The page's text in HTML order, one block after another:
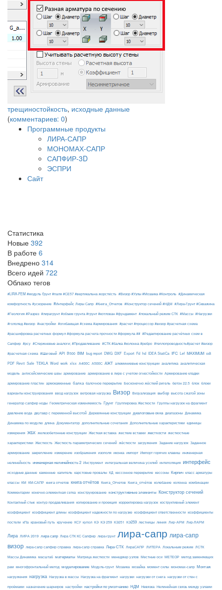
трещиностойкость, исходные данные
(комментариев: 0)
Программные продукты
ЛИРА-САПР
МОНОМАХ-САПР
САПФИР-3D
ЭСПРИ
Сайт
Статистика
Новые 392
В работе 6
Внедрено 314
Всего идей 722
Облако тегов
#LIRA-FEM #модуль Ґрунт #паля #СЕ57 #вертикальна жорсткість #Визор #Узлы #Мозаика #Контроль #Динамическая
комфортность #ускорение #Интерфейс Лиры Сапр #Книга_Отчетов #Конструктор сечений #НДМ #Лира-Грунт #Скважина
#Геология #Разрез #лирагрунт #объем грунта #грунт #котлован #фундамент #локальный режим СТК #Массы #Нагрузки
#гололед #визор #настройки #огибающая #схема #армирования #расчет #процессор #визор #расчетная схема
#расшифровка расчетных формул #формула расчета прочности #формула ## #Редактирование расчётных схем в
Сапфир #рсу #Стержневые аналоги; #Продавливание #СТК #балка #колонна #ребро #теплопроводность#расчет #визор
#расчетная схема #Шаговый API B500 BIM bug report DWG DXF Export Fd hd IDEA StatiCa IFC Lef MAXIMUM odt
PDF Revit Safe TEKLA Word work xlsx А400С А500С АЖТ алюминиевые конструкции аналитика аналитическая
модель антисейсмические швы армирование армирование в лире с учетом огнестойкости Армирование кладки
армирование пластин армокаменные балка балочное перекрытие Бесконечно жёсткий ригель бетон 22.5 блок блоки
варианты конструирования ввод нагрузок ветровая нагрузка Визор Визуализация выбор высота сжатой зоны
генератор сапфир ноды Геометрическая изменяемость Грунт Группировка Жесткости Группы нагрузок на фрагмент
давление вода двутавр с переменной высотой Деревянные конструкции диалоговые окна диапазоны Динамика
Динамика по модулю длина Документатор дополнительные сочетания Дополнительные характеристики единицы
измерения ЖБК железобетонные конструкции Жесткая вставка жесткие вставки жесткости жесткостные
характеристики Жесткость Жесткость параметрических сечений жёсткости загружения Задание нагрузок Заданное
армирование закрепление измерение изображения изополя иконка импорт Импорт горячих клавиш инженерная
нелинейность инженерная нелинейность 2 Инструмент интегральная величина усилий интеполяция интерфейс
исходные данные каменные капитель карстовые провалы КД кессонное перекрытие кессоны Кирпич класс арматуры
классы КМ КМ-САПР книга отчетов книга отчётов Книга_Отчетов Книга_отчётов колебание колонна комбинации
Комментарии конечно-элементная сетка конструирование конструктивные элементы Конструктор сечений
Контактный стык контур продавливания копирование и проекция корректировка нагрузок коструктивный элемент
коэффициент коэффициент длины коэффициент надежности по нагрузке коэффициент ответственности коэффициенты
постели кПа крановый путь кручение КСУ купол КЭ КЭ 259 КЭ251 КЭ259 лестницы линия Лир-АРМ Лир-ЛАРМ
Лира ЛИРА 2019 лира сапр Лира СТК КС Сапфир лира-грунт лира-сапр лира-сапр
визор лира-сапр сапфир справка лира-сапр справка Лира-СТК ЛираСАПР ЛИТЕРА Локальным режим ЛСТК
Массы Динамика масштаб материалы Матрица жесткости менеджер узлов Местные оси МЕТЕОР метод заменяющих
рам многофронтальный метод моделирование Модуль-грунт Мозаика мозайка момент силы мономах-сапр Монтаж
нагружения нагрузка Нагрузка в массы Нагрузка на фрагмент нагрузки нагрузки от снега нагрузки от стен с
проёмами назначение шарниров настройки настройки по умолчанию НДМ Невязка Нелинейная связь между узлами